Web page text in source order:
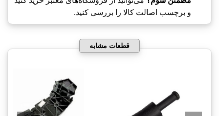
و برچسب اصالت کالا را بررسی کنید.
قطعات مشابه